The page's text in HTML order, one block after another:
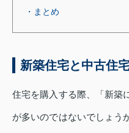
・まとめ
新築住宅と中古住
住宅を購入する際、「新築
が多いのではないでしょう